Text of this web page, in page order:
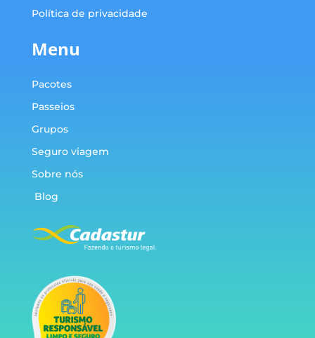
Política de privacidade
Menu
Pacotes
Passeios
Grupos
Seguro viagem
Sobre nós
Blog